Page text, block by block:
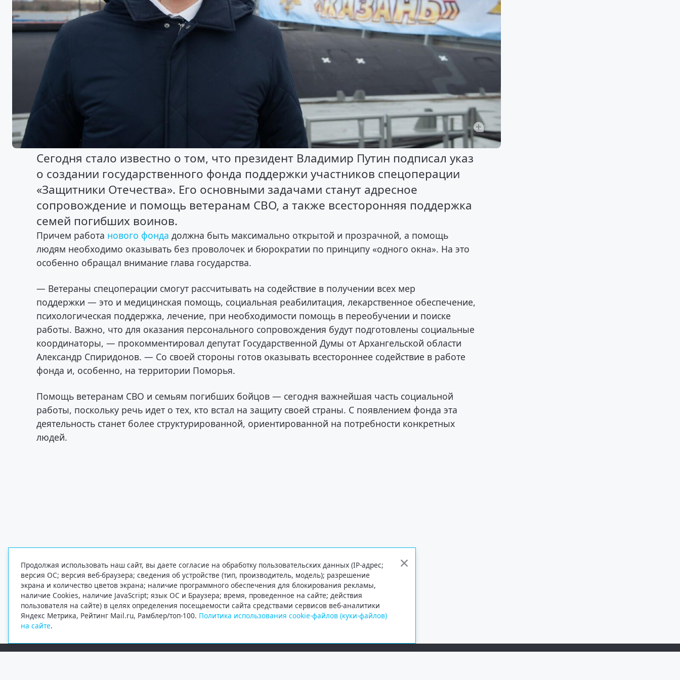
Сегодня стало известно о том, что президент Владимир Путин подписал указ
о создании государственного фонда поддержки участников спецоперации
«Защитники Отечества». Его основными задачами станут адресное
сопровождение и помощь ветеранам СВО, а также всесторонняя поддержка
семей погибших воинов.
Причем работа нового фонда должна быть максимально открытой и прозрачной, а помощь
людям необходимо оказывать без проволочек и бюрократии по принципу «одного окна». На это
особенно обращал внимание глава государства.
— Ветераны спецоперации смогут рассчитывать на содействие в получении всех мер
поддержки — это и медицинская помощь, социальная реабилитация, лекарственное обеспечение,
психологическая поддержка, лечение, при необходимости помощь в переобучении и поиске
работы. Важно, что для оказания персонального сопровождения будут подготовлены социальные
координаторы, — прокомментировал депутат Государственной Думы от Архангельской области
Александр Спиридонов. — Со своей стороны готов оказывать всестороннее содействие в работе
фонда и, особенно, на территории Поморья.
Помощь ветеранам СВО и семьям погибших бойцов — сегодня важнейшая часть социальной
работы, поскольку речь идет о тех, кто встал на защиту своей страны. С появлением фонда эта
деятельность станет более структурированной, ориентированной на потребности конкретных
людей.
Продолжая использовать наш сайт, вы даете согласие на обработку пользовательских данных (IP-адрес;
версия ОС; версия веб-браузера; сведения об устройстве (тип, производитель, модель); разрешение
экрана и количество цветов экрана; наличие программного обеспечения для блокирования рекламы,
наличие Cookies, наличие JavaScript; язык ОС и Браузера; время, проведенное на сайте; действия
пользователя на сайте) в целях определения посещаемости сайта средствами сервисов веб-аналитики
Яндекс Метрика, Рейтинг Mail.ru, Рамблер/топ-100. Политика использования cookie-файлов (куки-файлов)
на сайте.